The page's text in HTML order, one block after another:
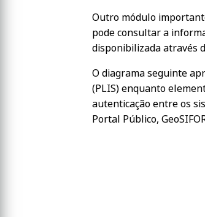
Outro módulo
pode consultar a
disponibilizada através
O diagrama seguinte
(PLIS) enquanto
autenticação entre os
Portal Público,